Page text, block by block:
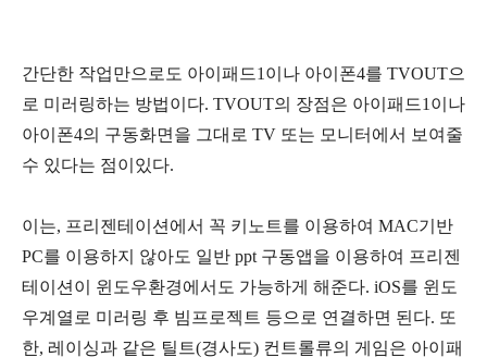
간단한 작업만으로도 아이패드1이나 아이폰4를 TVOUT으
로 미러링하는 방법이다. TVOUT의 장점은 아이패드1이나
아이폰4의 구동화면을 그대로 TV 또는 모니터에서 보여줄
수 있다는 점이있다.
이는, 프리젠테이션에서 꼭 키노트를 이용하여 MAC기반
PC를 이용하지 않아도 일반 ppt 구동앱을 이용하여 프리젠
테이션이 윈도우환경에서도 가능하게 해준다. iOS를 윈도
우계열로 미러링 후 빔프로젝트 등으로 연결하면 된다. 또
한, 레이싱과 같은 틸트(경사도) 컨트롤류의 게임은 아이패